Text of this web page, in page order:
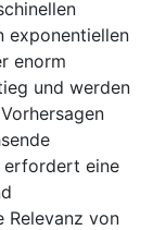
exponentiellen
enorm
und werden
erfordert eine
Relevanz von